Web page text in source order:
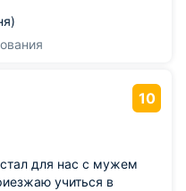
10
для нас с мужем
учиться в